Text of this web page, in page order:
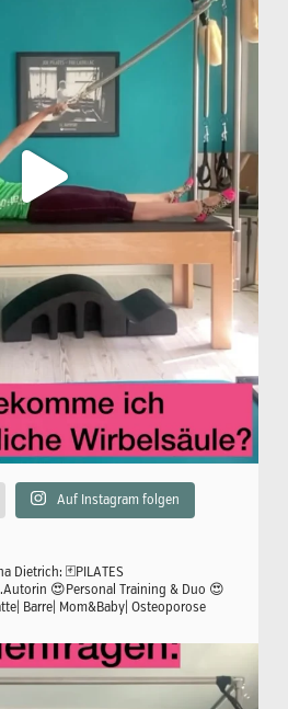
Auf Instagram folgen
Dietrich: 🃏PILATES
😍Personal Training & Duo 😍
Barre| Mom&Baby| Osteoporose